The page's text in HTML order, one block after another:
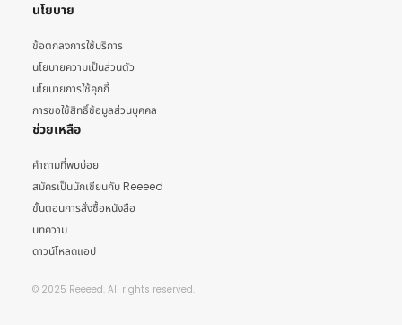
นโยบาย
ข้อตกลงการใช้บริการ
นโยบายความเป็นส่วนตัว
นโยบายการใช้คุกกี้
การขอใช้สิทธิ์ข้อมูลส่วนบุคคล
ช่วยเหลือ
คำถามที่พบบ่อย
สมัครเป็นนักเขียนกับ Reeeed
ขั้นตอนการสั่งซื้อหนังสือ
บทความ
ดาวน์โหลดแอป
© 2025 Reeeed. All rights reserved.